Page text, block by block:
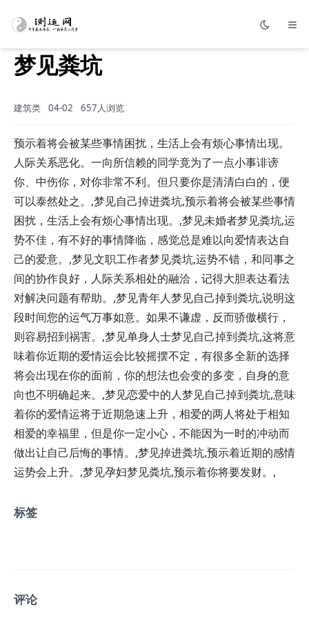
梦见粪坑
建筑类 04-02 657人浏览
预示着将会被某些事情困扰，生活上会有烦心事情出现。
人际关系恶化。一向所信赖的同学竟为了一点小事诽谤
你、中伤你，对你非常不利。但只要你是清清白白的，便
可以泰然处之。,梦见自己掉进粪坑,预示着将会被某些事情
困扰，生活上会有烦心事情出现。,梦见未婚者梦见粪坑,运
势不佳，有不好的事情降临，感觉总是难以向爱情表达自
己的爱意。,梦见文职工作者梦见粪坑,运势不错，和同事之
间的协作良好，人际关系相处的融洽，记得大胆表达看法
对解决问题有帮助。,梦见青年人梦见自己掉到粪坑,说明这
段时间您的运气万事如意。如果不谦虚，反而骄傲横行，
则容易招到祸害。,梦见单身人士梦见自己掉到粪坑,这将意
味着你近期的爱情运会比较摇摆不定，有很多全新的选择
将会出现在你的面前，你的想法也会变的多变，自身的意
向也不明确起来。,梦见恋爱中的人梦见自己掉到粪坑,意味
着你的爱情运将于近期急速上升，相爱的两人将处于相知
相爱的幸福里，但是你一定小心，不能因为一时的冲动而
做出让自己后悔的事情。,梦见掉进粪坑,预示着近期的感情
运势会上升。,梦见孕妇梦见粪坑,预示着你将要发财。,
标签
评论